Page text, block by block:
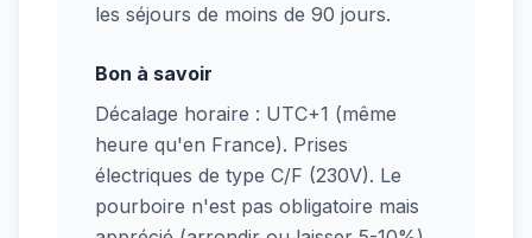
les séjours de moins de 90 jours.
Bon à savoir
Décalage horaire : UTC+1 (même
heure qu'en France). Prises
électriques de type C/F (230V). Le
pourboire n'est pas obligatoire mais